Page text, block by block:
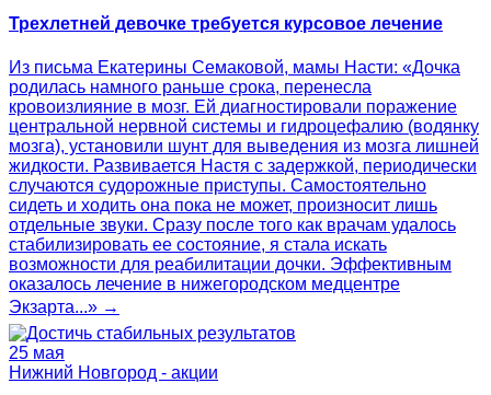
Трехлетней девочке требуется курсовое лечение
Из письма Екатерины Семаковой, мамы Насти: «Дочка
родилась намного раньше срока, перенесла
кровоизлияние в мозг. Ей диагностировали поражение
центральной нервной системы и гидроцефалию (водянку
мозга), установили шунт для выведения из мозга лишней
жидкости. Развивается Настя с задержкой, периодически
случаются судорожные приступы. Самостоятельно
сидеть и ходить она пока не может, произносит лишь
отдельные звуки. Сразу после того как врачам удалось
стабилизировать ее состояние, я стала искать
возможности для реабилитации дочки. Эффективным
оказалось лечение в нижегородском медцентре
Экзарта...» →
25 мая
Нижний Новгород - акции